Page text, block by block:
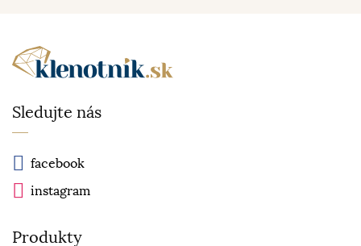
Sledujte nás
facebook
instagram
Produkty